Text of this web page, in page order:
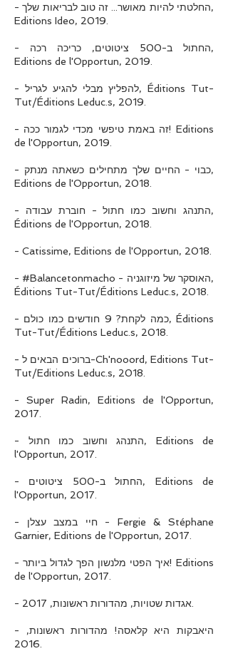
- החלטתי להיות מאושר... זה טוב לבריאות שלך,
Editions Ideo, 2019.
- החתול ב-500 ציטוטים, כריכה רכה,
Editions de l'Opportun, 2019.
- להפליץ מבלי להגיע לגריל, Éditions Tut-
Tut/Éditions Leduc.s, 2019.
- זה באמת טיפשי מכדי לגמור ככה! Editions
de l'Opportun, 2019.
- כבוי - החיים שלך מתחילים כשאתה מנתק,
Editions de l'Opportun, 2018.
- התנהג וחשוב כמו חתול - חוברת עבודה,
Éditions de l'Opportun, 2018.
- Catissime, Editions de l'Opportun, 2018.
- #Balancetonmacho - האוסקר של מיזוגניה,
Éditions Tut-Tut/Éditions Leduc.s, 2018.
- כמה לקחת? 9 חודשים כמו כולם, Éditions
Tut-Tut/Éditions Leduc.s, 2018.
- ברוכים הבאים ל-Ch'nooord, Editions Tut-
Tut/Editions Leduc.s, 2018.
- Super Radin, Editions de l'Opportun,
2017.
- התנהג וחשוב כמו חתול, Editions de
l'Opportun, 2017.
- החתול ב-500 ציטוטים, Editions de
l'Opportun, 2017.
- חיי במצב עצלן - Fergie & Stéphane
Garnier, Editions de l'Opportun, 2017.
- איך הפטי מלנשון הפך לגדול ביותר! Editions
de l'Opportun, 2017.
- היאבקות היא קלאסה! מהדורות ראשונות,